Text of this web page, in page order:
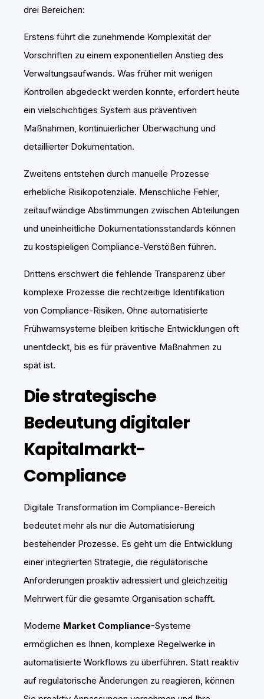
drei Bereichen:
Erstens führt die zunehmende Komplexität der
Vorschriften zu einem exponentiellen Anstieg des
Verwaltungsaufwands. Was früher mit wenigen
Kontrollen abgedeckt werden konnte, erfordert heute
ein vielschichtiges System aus präventiven
Maßnahmen, kontinuierlicher Überwachung und
detaillierter Dokumentation.
Zweitens entstehen durch manuelle Prozesse
erhebliche Risikopotenziale. Menschliche Fehler,
zeitaufwändige Abstimmungen zwischen Abteilungen
und uneinheitliche Dokumentationsstandards können
zu kostspieligen Compliance-Verstößen führen.
Drittens erschwert die fehlende Transparenz über
komplexe Prozesse die rechtzeitige Identifikation
von Compliance-Risiken. Ohne automatisierte
Frühwarnsysteme bleiben kritische Entwicklungen oft
unentdeckt, bis es für präventive Maßnahmen zu
spät ist.
Die strategische
Bedeutung digitaler
Kapitalmarkt-
Compliance
Digitale Transformation im Compliance-Bereich
bedeutet mehr als nur die Automatisierung
bestehender Prozesse. Es geht um die Entwicklung
einer integrierten Strategie, die regulatorische
Anforderungen proaktiv adressiert und gleichzeitig
Mehrwert für die gesamte Organisation schafft.
Moderne Market Compliance-Systeme
ermöglichen es Ihnen, komplexe Regelwerke in
automatisierte Workflows zu überführen. Statt reaktiv
auf regulatorische Änderungen zu reagieren, können